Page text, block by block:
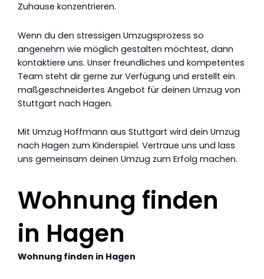
Zuhause konzentrieren.
Wenn du den stressigen Umzugsprozess so
angenehm wie möglich gestalten möchtest, dann
kontaktiere uns. Unser freundliches und kompetentes
Team steht dir gerne zur Verfügung und erstellt ein
maßgeschneidertes Angebot für deinen Umzug von
Stuttgart nach Hagen.
Mit Umzug Hoffmann aus Stuttgart wird dein Umzug
nach Hagen zum Kinderspiel. Vertraue uns und lass
uns gemeinsam deinen Umzug zum Erfolg machen.
Wohnung finden
in Hagen
Wohnung finden in Hagen